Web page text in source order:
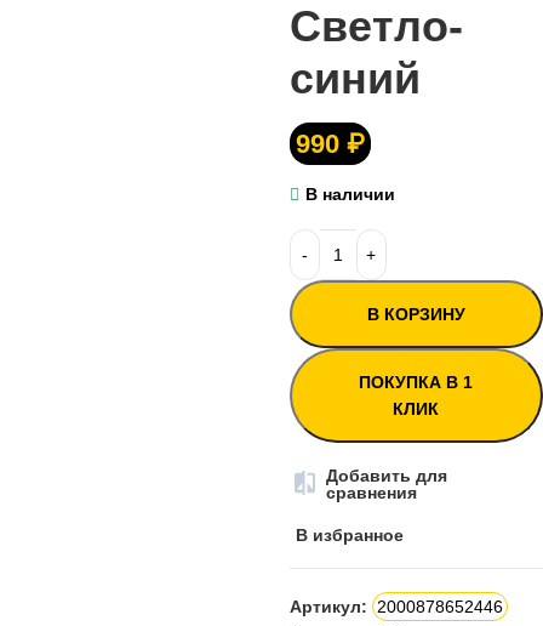
Светло-
синий
990 ₽
В наличии
В КОРЗИНУ
ПОКУПКА В 1
КЛИК
Добавить для
сравнения
В избранное
Артикул:
2000878652446